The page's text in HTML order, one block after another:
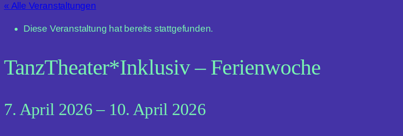
« Alle Veranstaltungen
Diese Veranstaltung hat bereits stattgefunden.
TanzTheater*Inklusiv – Ferienwoche
7. April 2026– 10. April 2026